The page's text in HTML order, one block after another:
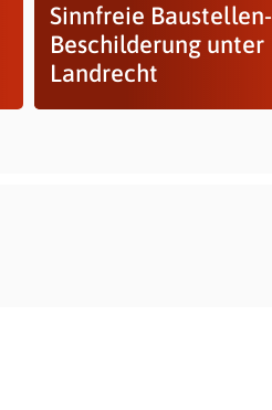
Sinnfreie Baustellen-
Beschilderung unter
Landrecht